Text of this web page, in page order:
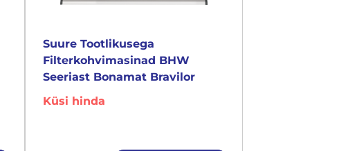
Suure Tootlikusega
Filterkohvimasinad BHW
Seeriast Bonamat Bravilor
Küsi hinda